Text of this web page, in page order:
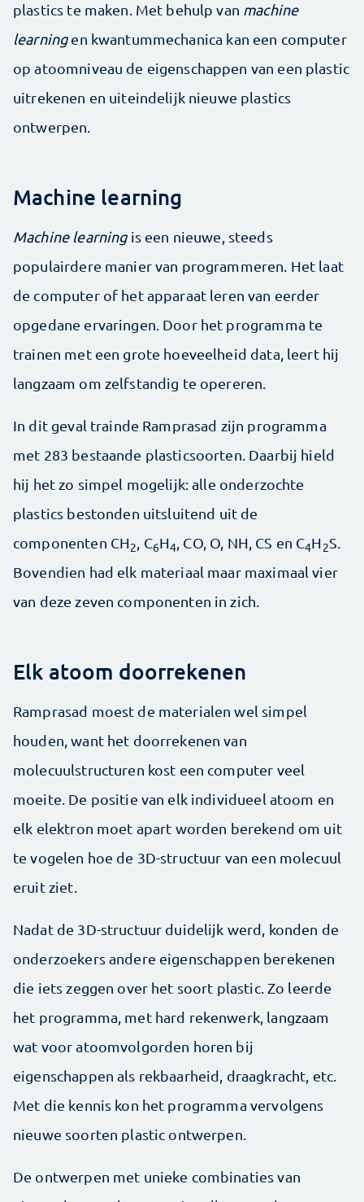
plastics te maken. Met behulp van machine
learningen kwantummechanica kan een computer
op atoomniveau de eigenschappen van een plastic
uitrekenen en uiteindelijk nieuwe plastics
ontwerpen.
Machine learning
Machine learningis een nieuwe, steeds
populairdere manier van programmeren. Het laat
de computer of het apparaat leren van eerder
opgedane ervaringen. Door het programma te
trainen met een grote hoeveelheid data, leert hij
langzaam om zelfstandig te opereren.
In dit geval trainde Ramprasad zijn programma
met 283 bestaande plasticsoorten. Daarbij hield
hij het zo simpel mogelijk: alle onderzochte
plastics bestonden uitsluitend uit de
componenten CH2, C6H4, CO, O, NH, CS en C4H2S.
Bovendien had elk materiaal maar maximaal vier
van deze zeven componenten in zich.
Elk atoom doorrekenen
Ramprasad moest de materialen wel simpel
houden, want het doorrekenen van
molecuulstructuren kost een computer veel
moeite. De positie van elk individueel atoom en
elk elektron moet apart worden berekend om uit
te vogelen hoe de 3D-structuur van een molecuul
eruit ziet.
Nadat de 3D-structuur duidelijk werd, konden de
onderzoekers andere eigenschappen berekenen
die iets zeggen over het soort plastic. Zo leerde
het programma, met hard rekenwerk, langzaam
wat voor atoomvolgorden horen bij
eigenschappen als rekbaarheid, draagkracht, etc.
Met die kennis kon het programma vervolgens
nieuwe soorten plastic ontwerpen.
De ontwerpen met unieke combinaties van